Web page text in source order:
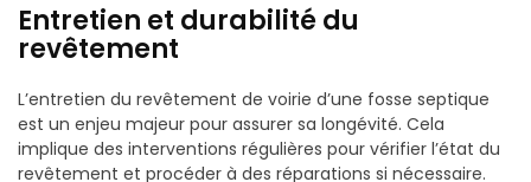
Entretien et durabilité du
revêtement
L’entretien du revêtement de voirie d’une fosse septique
est un enjeu majeur pour assurer sa longévité. Cela
implique des interventions régulières pour vérifier l’état du
revêtement et procéder à des réparations si nécessaire.